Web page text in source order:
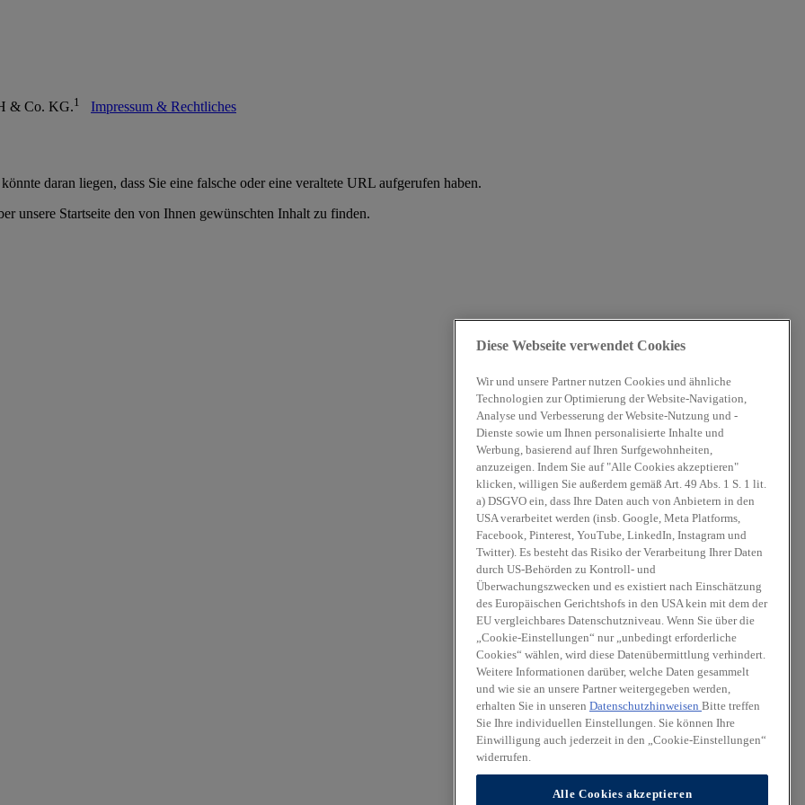
& Co. KG.1 Impressum & Rechtliches
daran liegen, dass Sie eine falsche oder eine veraltete URL aufgerufen haben.
unsere Startseite den von Ihnen gewünschten Inhalt zu finden.
Diese Webseite verwendet Cookies
Wir und unsere Partner nutzen Cookies und ähnliche
Technologien zur Optimierung der Website-Navigation,
Analyse und Verbesserung der Website-Nutzung und -
Dienste sowie um Ihnen personalisierte Inhalte und
Werbung, basierend auf Ihren Surfgewohnheiten,
anzuzeigen. Indem Sie auf "Alle Cookies akzeptieren"
klicken, willigen Sie außerdem gemäß Art. 49 Abs. 1 S. 1 lit.
a) DSGVO ein, dass Ihre Daten auch von Anbietern in den
USA verarbeitet werden (insb. Google, Meta Platforms,
Facebook, Pinterest, YouTube, LinkedIn, Instagram und
Twitter). Es besteht das Risiko der Verarbeitung Ihrer Daten
durch US-Behörden zu Kontroll- und
Überwachungszwecken und es existiert nach Einschätzung
des Europäischen Gerichtshofs in den USA kein mit dem der
EU vergleichbares Datenschutzniveau. Wenn Sie über die
„Cookie-Einstellungen“ nur „unbedingt erforderliche
Cookies“ wählen, wird diese Datenübermittlung verhindert.
Weitere Informationen darüber, welche Daten gesammelt
und wie sie an unsere Partner weitergegeben werden,
erhalten Sie in unseren Datenschutzhinweisen Bitte treffen
Sie Ihre individuellen Einstellungen. Sie können Ihre
Einwilligung auch jederzeit in den „Cookie-Einstellungen“
widerrufen.
Alle Cookies akzeptieren